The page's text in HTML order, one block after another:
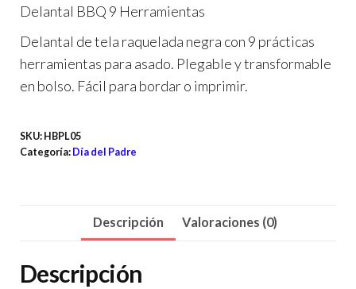
Delantal BBQ 9 Herramientas
Delantal de tela raquelada negra con 9 prácticas
herramientas para asado. Plegable y transformable
en bolso. Fácil para bordar o imprimir.
SKU: HBPL05
Categoría: Día del Padre
Descripción Valoraciones (0)
Descripción